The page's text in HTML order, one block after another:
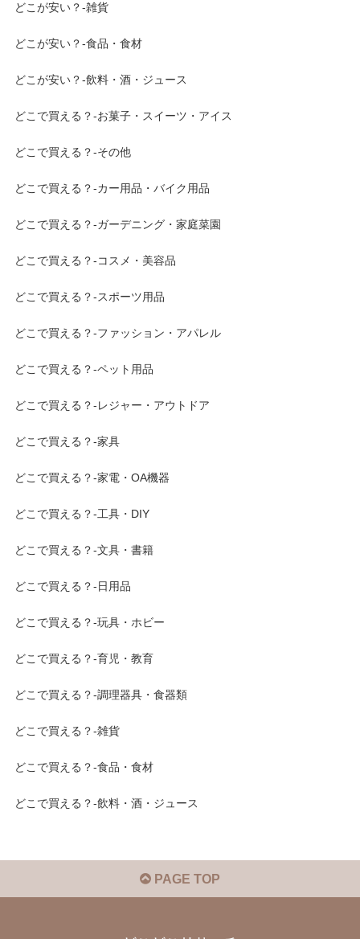
どこが安い？-雑貨
どこが安い？-食品・食材
どこが安い？-飲料・酒・ジュース
どこで買える？-お菓子・スイーツ・アイス
どこで買える？-その他
どこで買える？-カー用品・バイク用品
どこで買える？-ガーデニング・家庭菜園
どこで買える？-コスメ・美容品
どこで買える？-スポーツ用品
どこで買える？-ファッション・アパレル
どこで買える？-ペット用品
どこで買える？-レジャー・アウトドア
どこで買える？-家具
どこで買える？-家電・OA機器
どこで買える？-工具・DIY
どこで買える？-文具・書籍
どこで買える？-日用品
どこで買える？-玩具・ホビー
どこで買える？-育児・教育
どこで買える？-調理器具・食器類
どこで買える？-雑貨
どこで買える？-食品・食材
どこで買える？-飲料・酒・ジュース
PAGE TOP